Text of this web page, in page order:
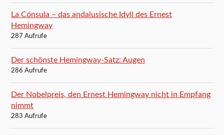
La Cónsula – das andalusische Idyll des Ernest
Hemingway
287 Aufrufe
Der schönste Hemingway-Satz: Augen
286 Aufrufe
Der Nobelpreis, den Ernest Hemingway nicht in Empfang
nimmt
283 Aufrufe